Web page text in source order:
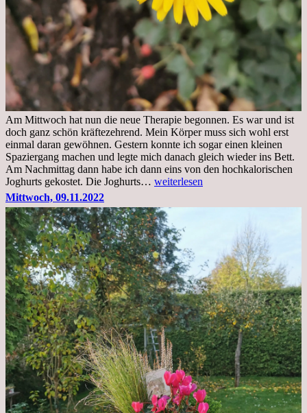
Am Mittwoch hat nun die neue Therapie begonnen. Es war und ist
doch ganz schön kräftezehrend. Mein Körper muss sich wohl erst
einmal daran gewöhnen. Gestern konnte ich sogar einen kleinen
Spaziergang machen und legte mich danach gleich wieder ins Bett.
Am Nachmittag dann habe ich dann eins von den hochkalorischen
Joghurts gekostet. Die Joghurts… Freitag,
Therapie
Beginn
gut
überstanden
weiterlesen
Mittwoch, 09.11.2022